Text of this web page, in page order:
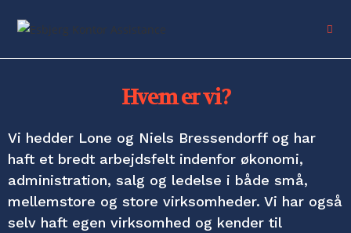
Hvem er vi?
Vi hedder Lone og Niels Bressendorff og har
haft et bredt arbejdsfelt indenfor økonomi,
administration, salg og ledelse i både små,
mellemstore og store virksomheder. Vi har også
selv haft egen virksomhed og kender til